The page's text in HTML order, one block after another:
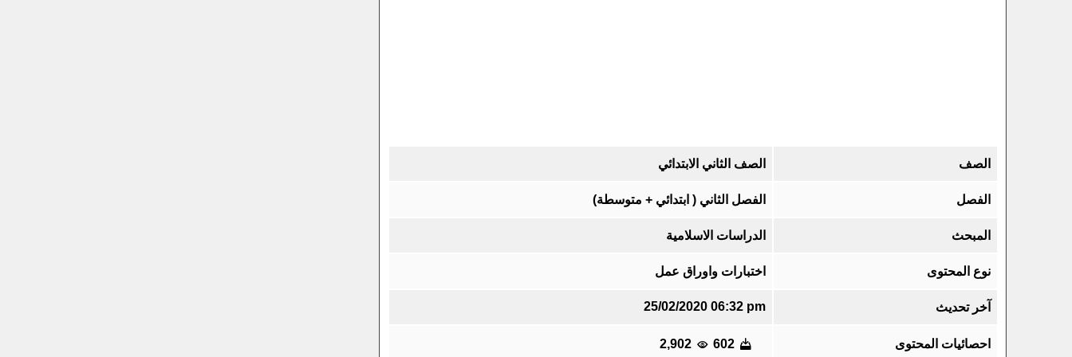
الصف الصف الثاني الابتدائي
الفصل الفصل الثاني ( ابتدائي + متوسطة)
المبحث الدراسات الاسلامية
نوع المحتوى اختبارات واوراق عمل
آخر تحديث 25/02/2020 06:32 pm
احصائيات المحتوى 602
2,902